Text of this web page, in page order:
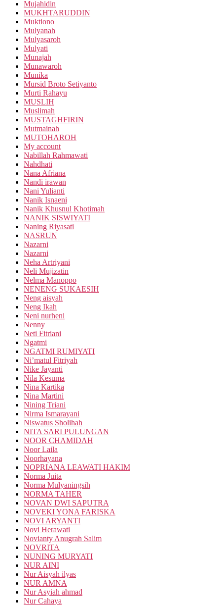
Mujahidin
MUKHTARUDDIN
Muktiono
Mulyanah
Mulyasaroh
Mulyati
Munajah
Munawaroh
Munika
Mursid Broto Setiyanto
Murti Rahayu
MUSLIH
Muslimah
MUSTAGHFIRIN
Mutmainah
MUTOHAROH
My account
Nabillah Rahmawati
Nahdhati
Nana Afriana
Nandi irawan
Nani Yulianti
Nanik Isnaeni
Nanik Khusnul Khotimah
NANIK SISWIYATI
Naning Riyasati
NASRUN
Nazarni
Nazarni
Neha Artriyani
Neli Mujizatin
Nelma Manoppo
NENENG SUKAESIH
Neng aisyah
Neng Ikah
Neni nurheni
Nenny
Neti Fitriani
Ngatmi
NGATMI RUMIYATI
Ni’matul Fitriyah
Nike Jayanti
Nila Kesuma
Nina Kartika
Nina Martini
Nining Triani
Nirma Ismarayani
Niswatus Sholihah
NITA SARI PULUNGAN
NOOR CHAMIDAH
Noor Laila
Noorhayana
NOPRIANA LEAWATI HAKIM
Norma Juita
Norma Mulyaningsih
NORMA TAHER
NOVAN DWI SAPUTRA
NOVEKI YONA FARISKA
NOVI ARYANTI
Novi Herawati
Novianty Anugrah Salim
NOVRITA
NUNING MURYATI
NUR AINI
Nur Aisyah ilyas
NUR AMNA
Nur Asyiah ahmad
Nur Cahaya